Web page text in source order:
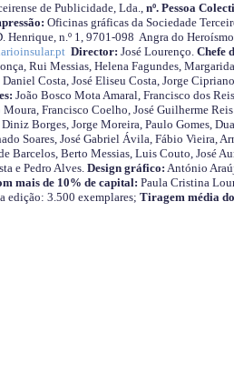
de Publicidade, Lda., nº. Pessoa
Oficinas gráficas da Sociedade
Henrique, n.º 1, 9701-098 Angra do
Director: José Lourenço. Chefe
Rui Messias, Helena Fagundes,
Costa, José Eliseu Costa, Jorge
João Bosco Mota Amaral, Francisco dos
Francisco Coelho, José Guilherme
Borges, Jorge Moreira, Paulo Gomes,
Soares, José Gabriel Ávila, Fábio Vieira,
Barcelos, Berto Messias, Luis Couto, José
e Pedro Alves.Design gráfico: António
mais de 10% de capital: Paula Cristina
edição: 3.500 exemplares; Tiragem média